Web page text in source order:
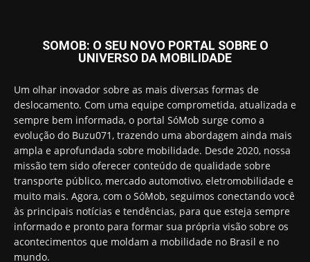
SOMOB: O SEU NOVO PORTAL SOBRE O
UNIVERSO DA MOBILIDADE
Um olhar inovador sobre as mais diversas formas de
deslocamento. Com uma equipe comprometida, atualizada e
sempre bem informada, o portal SóMob surge como a
evolução do Buzu071, trazendo uma abordagem ainda mais
ampla e aprofundada sobre mobilidade. Desde 2020, nossa
missão tem sido oferecer conteúdo de qualidade sobre
transporte público, mercado automotivo, eletromobilidade e
muito mais. Agora, com o SóMob, seguimos conectando você
às principais notícias e tendências, para que esteja sempre
informado e pronto para formar sua própria visão sobre os
acontecimentos que moldam a mobilidade no Brasil e no
mundo.